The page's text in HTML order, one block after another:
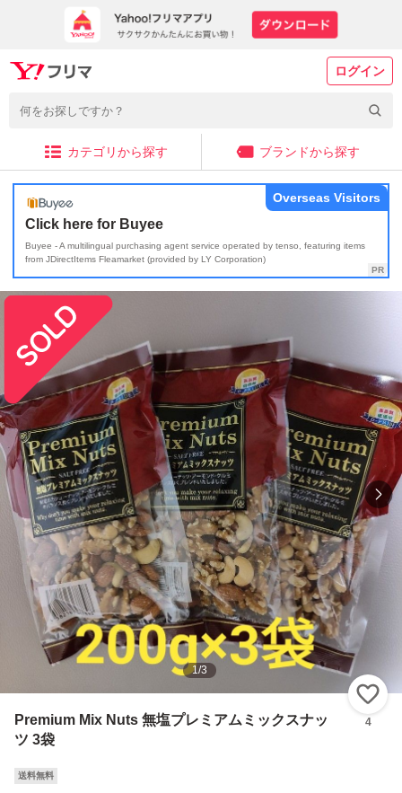
ログイン
カテゴリから探す ブランドから探す
Click here for Buyee
Buyee - A multilingual purchasing agent service operated by tenso, featuring items
from JDirectItems Fleamarket (provided by LY Corporation)
Overseas Visitors
1/3
Premium Mix Nuts 無塩プレミアムミックスナッ
ツ 3袋
4
送料無料